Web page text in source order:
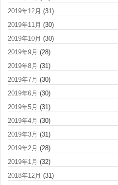
2019年12月 (31)
2019年11月 (30)
2019年10月 (30)
2019年9月 (28)
2019年8月 (31)
2019年7月 (30)
2019年6月 (30)
2019年5月 (31)
2019年4月 (30)
2019年3月 (31)
2019年2月 (28)
2019年1月 (32)
2018年12月 (31)